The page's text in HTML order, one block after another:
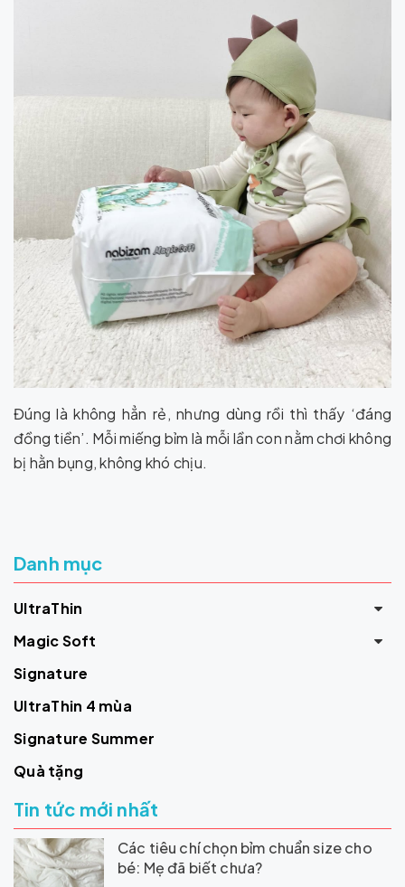
Đúng là không hẳn rẻ, nhưng dùng rồi thì thấy ‘đáng
đồng tiền’. Mỗi miếng bỉm là mỗi lần con nằm chơi không
bị hằn bụng, không khó chịu.
Danh mục
UltraThin
Magic Soft
Signature
UltraThin 4 mùa
Signature Summer
Quà tặng
Tin tức mới nhất
Các tiêu chí chọn bỉm chuẩn size cho
bé: Mẹ đã biết chưa?